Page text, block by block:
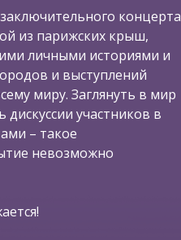
концерта
из парижских крыш,
личными историями и
и выступлений
миру. Заглянуть в мир
участников в
– такое
невозможно